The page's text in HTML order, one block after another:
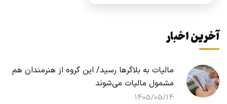
آخرین اخبار
مالیات به بلاگرها رسید/ این گروه از هنرمندان هم
مشمول مالیات می‌شوند
1405/05/14